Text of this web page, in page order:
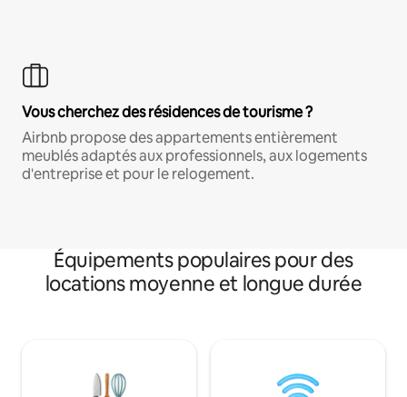
Vous cherchez des résidences de tourisme ?
Airbnb propose des appartements entièrement
meublés adaptés aux professionnels, aux logements
d'entreprise et pour le relogement.
Équipements populaires pour des
locations moyenne et longue durée